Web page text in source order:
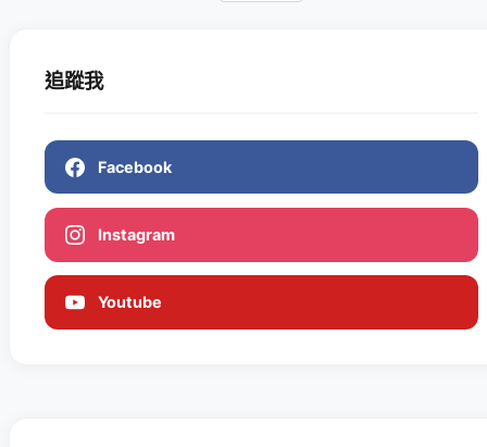
追蹤我
Facebook
Instagram
Youtube